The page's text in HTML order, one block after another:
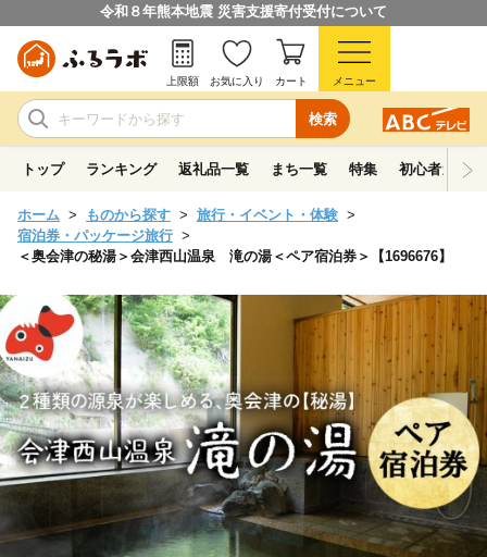
令和８年熊本地震 災害支援寄付受付について
検索
上限額 お気に入り カート メニュー
トップ ランキング 返礼品一覧 まち一覧 特集 初心者ガイド
ホーム ものから探す
旅行・イベント・体験
宿泊券・パッケージ旅行
＜奥会津の秘湯＞会津西山温泉 滝の湯＜ペア宿泊券＞【1696676】